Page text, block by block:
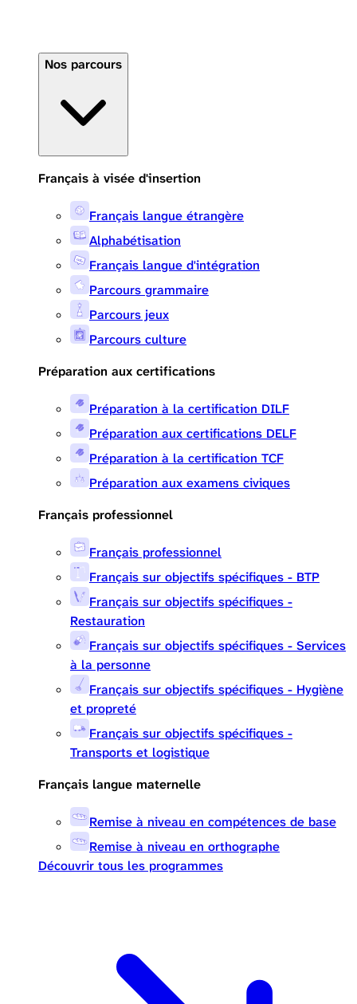
Nos parcours
Français à visée d'insertion
Français langue étrangère
Alphabétisation
Français langue d'intégration
Parcours grammaire
Parcours jeux
Parcours culture
Préparation aux certifications
Préparation à la certification DILF
Préparation aux certifications DELF
Préparation à la certification TCF
Préparation aux examens civiques
Français professionnel
Français professionnel
Français sur objectifs spécifiques - BTP
Français sur objectifs spécifiques -
Restauration
Français sur objectifs spécifiques - Services
à la personne
Français sur objectifs spécifiques - Hygiène
et propreté
Français sur objectifs spécifiques -
Transports et logistique
Français langue maternelle
Remise à niveau en compétences de base
Remise à niveau en orthographe
Découvrir tous les programmes